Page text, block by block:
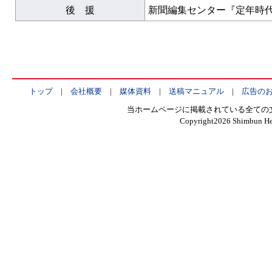
後 援 新聞編集センター『定年時
トップ| 会社概要| 媒体資料| 送稿マニュアル| 広告の
当ホームページに掲載されている全て
Copyright2026 Shimbun